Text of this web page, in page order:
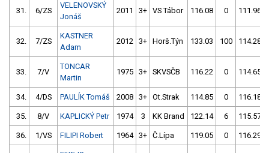
31. 6/ZS
VELENOVSKÝ
Jonáš
2011 3+ VS Tábor 116.08 0 111.96
32. 7/ZS
KASTNER
Adam
2012 3+ Horš.Týn 133.03 100 114.28
33. 7/V
TONCAR
Martin
1975 3+ SKVSČB 116.22 0 114.65
34. 4/DS PAULÍK Tomáš 2008 3+ Ot.Strak 114.85 0 116.18
35. 8/V KAPLICKÝ Petr 1974 3 KK Brand 122.14 6 115.57
36. 1/VS FILIPI Robert 1964 3+ Č.Lípa 119.05 0 116.29